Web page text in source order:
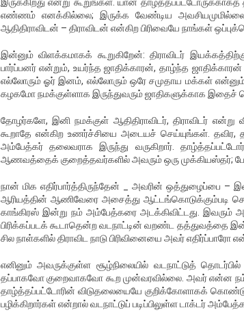
எண்ணம் எனக்கில்லை; இருக்க வேண்டிய
ஆதிதிராவிடன் – திராவிடன் என்கிற பிரிவையே நாங்கள்
இன்னும் விளக்கமாகக் கூறுகிறேன்: திராவிடர்
பார்ப்பனர் என்றும், உயர்ந்த ஜாதிக்காரன், தாழ்ந்த
எல்லோரும் ஓர் இனம், எல்லோரும் ஒரே சமுதாய மக்கள்
கழகமோ நமக்குள்ளாக இருந்துவரும் ஜாதிகளுக்காக
தோழர்களே, இனி நமக்குள் ஆதிதிராவிடர், திராவிடர்
கூறாதே என்கிற உணர்ச்சியை அடையச் செய்யுங்கள். தவிர,
அம்பேத்கர் தலைவராக இருந்து வருகிறார்.
ஆணவத்தைக் குறைத்தவர்களில் அவரும் ஒரு முக்கியஸ்தர்;
நான் மிக எதிர்பார்த்திருந்தேன் _ அவரின் ஒத்துழைப்பை
ஆரியத்தின் ஆணிவேரை அசைத்து ஆட்டங்கொடுக்கும்படி
காங்கிரஸ் இன்று நம் அம்பேத்கரை அடக்கிவிட்டது. இவரும்
பிரிக்கப்படக் கூடாதென்ற வடநாட்டின் வறண்ட தத்துவத்தை
சில நாள்களில் திராவிட நாடு பிரிவினையை அவர் எதிர்ப்பாரோ
எனினும் அவருக்குள்ள சூழ்நிலையில் வடநாட்டுத்
தப்பாகவோ குறைவாகவோ கூற முன்வரவில்லை. அவர் என்ன
தாழ்த்தப்பட்டோரின் விடுதலையையே குறிக்கோளாகக்
பழிக்கிறார்கள் என்றால் வடநாட்டுப் படிப்பிலுள்ள டாக்டர்